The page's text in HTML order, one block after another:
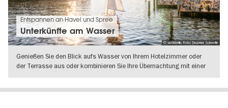
© visitBerlin, Foto: Dagmar Schwelle
Entspannen an Havel und Spree
Unterkünfte am Wasser
Genießen Sie den Blick aufs Wasser von Ihrem Hotelzimmer oder
der Terrasse aus oder kombinieren Sie Ihre Übernachtung mit einer